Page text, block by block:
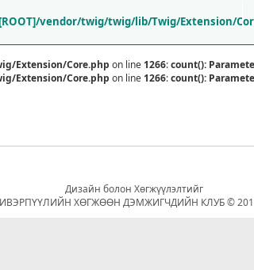
[ROOT]/vendor/twig/twig/lib/Twig/Extension/
Extension/Core.php on line 1266:count():
Extension/Core.php on line 1266:count():
Дизайн болон Хөгжүүлэлтийг
ХӨГЖӨӨН ДЭМЖИГЧДИЙН КЛУБ ©